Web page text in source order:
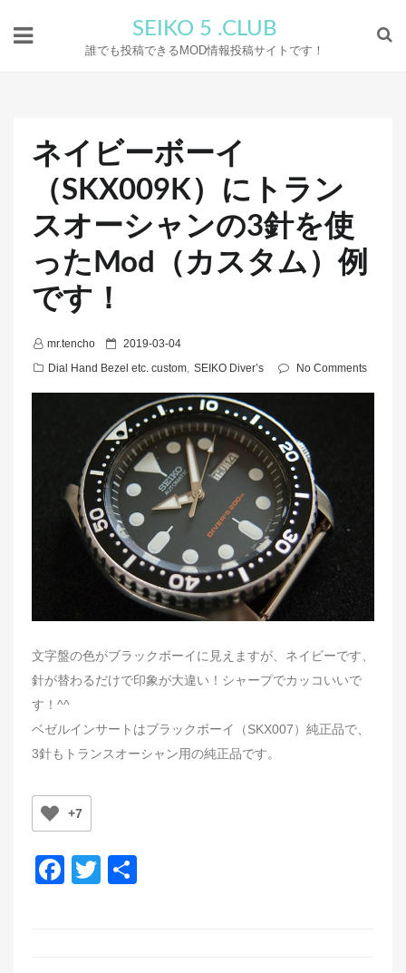
SEIKO 5 .CLUB
誰でも投稿できるMOD情報投稿サイトです！
ネイビーボーイ
（SKX009K）にトラン
スオーシャンの3針を使
ったMod（カスタム）例
です！
mr.tencho
P
o
e
d
o
n
2019-03-04
Dial Hand Bezel etc. custom, SEIKO Diver’s No Comments
文字盤の色がブラックボーイに見えますが、ネイビーです、
針が替わるだけで印象が大違い！シャープでカッコいいで
す！^^
ベゼルインサートはブラックボーイ（SKX007）純正品で、
3針もトランスオーシャン用の純正品です。
+7
F
T